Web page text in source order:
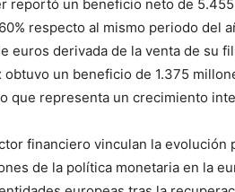
reportó un beneficio neto de
respecto al mismo periodo del
euros derivada de la venta de su
obtuvo un beneficio de 1.375
que representa un crecimiento
financiero vinculan la evolución
de la política monetaria en la